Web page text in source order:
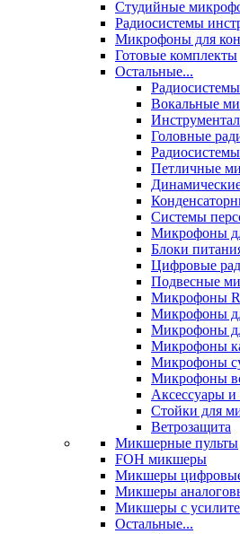
Студийные
Радиосистемы
Микрофоны для
Готовые комплекты
Остальные...
Вокальные
Головные
Петличные
Системы
Микрофоны
Блоки
Цифровые
Подвесные
Микрофоны
Микрофоны
Микрофоны
Микрофоны
Микрофоны
Микрофоны
Аксессуары
Стойки для
Ветрозащита
Микшерные пульты
FOH микшеры
Микшеры
Микшеры
Микшеры с
Остальные...